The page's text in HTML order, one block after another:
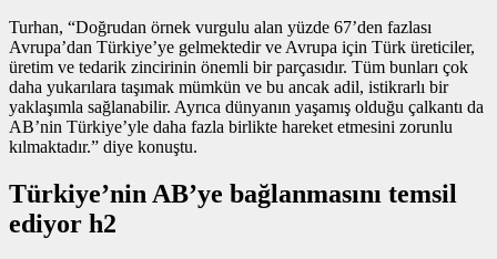
Turhan, “Doğrudan örnek vurgulu alan yüzde 67’den fazlası
Avrupa’dan Türkiye’ye gelmektedir ve Avrupa için Türk üreticiler,
üretim ve tedarik zincirinin önemli bir parçasıdır. Tüm bunları çok
daha yukarılara taşımak mümkün ve bu ancak adil, istikrarlı bir
yaklaşımla sağlanabilir. Ayrıca dünyanın yaşamış olduğu çalkantı da
AB’nin Türkiye’yle daha fazla birlikte hareket etmesini zorunlu
kılmaktadır.” diye konuştu.
Türkiye’nin AB’ye bağlanmasını temsil
ediyor h2